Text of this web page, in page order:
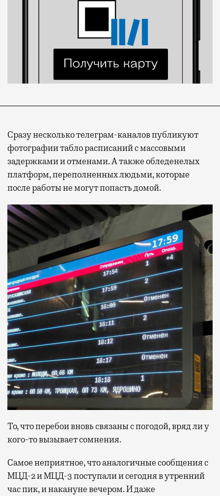
Сразу несколько телеграм-каналов публикуют
фотографии табло расписаний с массовыми
задержками и отменами. А также обледенелых
платформ, переполненных людьми, которые
после работы не могут попасть домой.
То, что перебои вновь связаны с погодой, вряд ли у
кого-то вызывает сомнения.
Самое неприятное, что аналогичные сообщения с
МЦД-2 и МЦД-3 поступали и сегодня в утренний
час пик, и накануне вечером. И даже